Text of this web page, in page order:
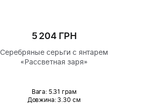
5 204 ГРН
Серебряные серьги с янтарем
«Рассветная заря»
Вага: 5.31 грам
Довжина:3.30 см